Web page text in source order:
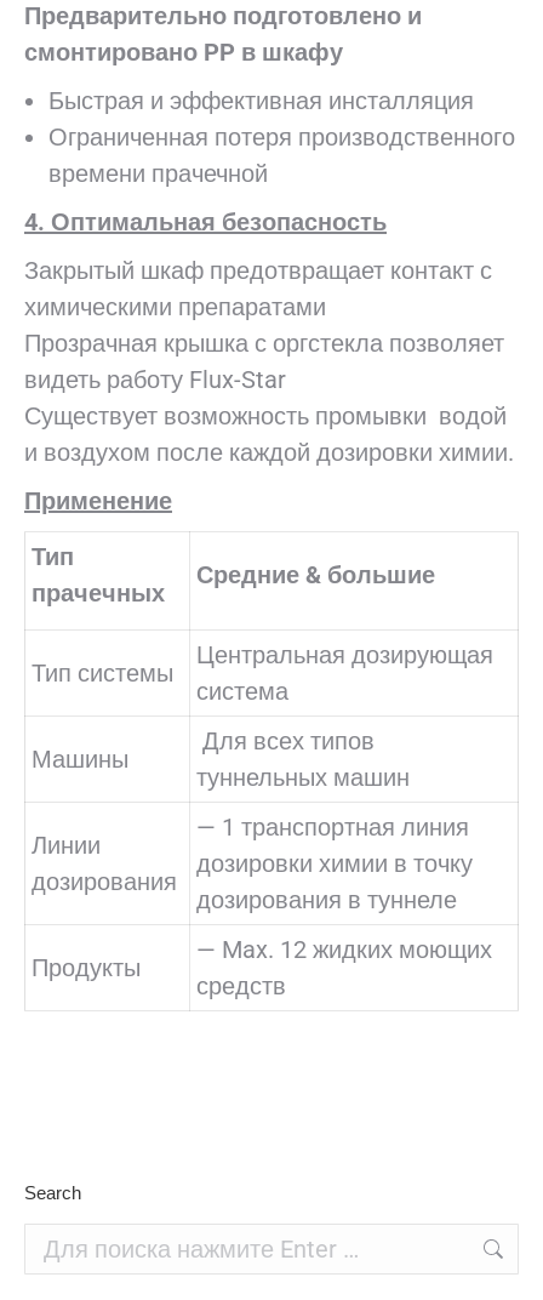
Предварительно подготовлено и
смонтировано PP в шкафу
Быстрая и эффективная инсталляция
Ограниченная потеря производственного
времени прачечной
4. Оптимальная безопасность
Закрытый шкаф предотвращает контакт с
химическими препаратами
Прозрачная крышка с оргстекла позволяет
видеть работу Flux-Star
Существует возможность промывки водой
и воздухом после каждой дозировки химии.
Применение
Тип
прачечных
Средние & большие
Тип системы
Центральная дозирующая
система
Машины
Для всех типов
туннельных машин
Линии
дозирования
— 1 транспортная линия
дозировки химии в точку
дозирования в туннеле
Продукты
— Max. 12 жидких моющих
средств
Search